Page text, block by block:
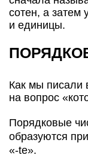
сотен, а затем
и единицы.
Как мы
на вопрос
Порядковые
образуются
«-tе».